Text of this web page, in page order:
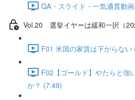
QA・スライド・一気通貫動
Vol.20 選挙イヤーは緩和一択（
F01 米国の家賃は下がらない
F02【ゴールド】やたらと強
か？ (7:49)